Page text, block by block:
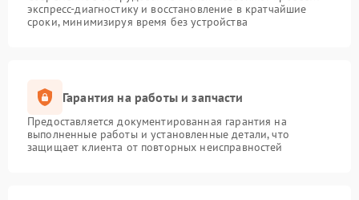
экспресс-диагностику и восстановление в кратчайшие
сроки, минимизируя время без устройства
Гарантия на работы и запчасти
Предоставляется документированная гарантия на
выполненные работы и установленные детали, что
защищает клиента от повторных неисправностей